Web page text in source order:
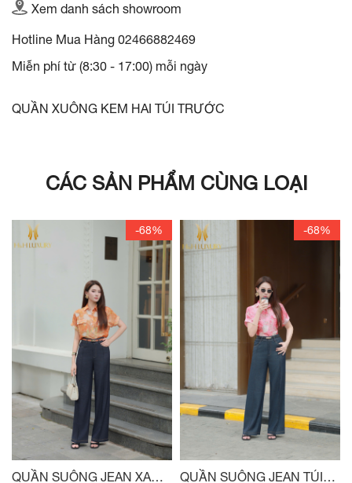
Xem danh sách showroom
Hotline Mua Hàng 02466882469
Miễn phí từ (8:30 - 17:00) mỗi ngày
QUẦN XUÔNG KEM HAI TÚI TRƯỚC
CÁC SẢN PHẨM CÙNG LOẠI
-68%
QUẦN SUÔNG JEAN XANH
-68%
QUẦN SUÔNG JEAN TÚI